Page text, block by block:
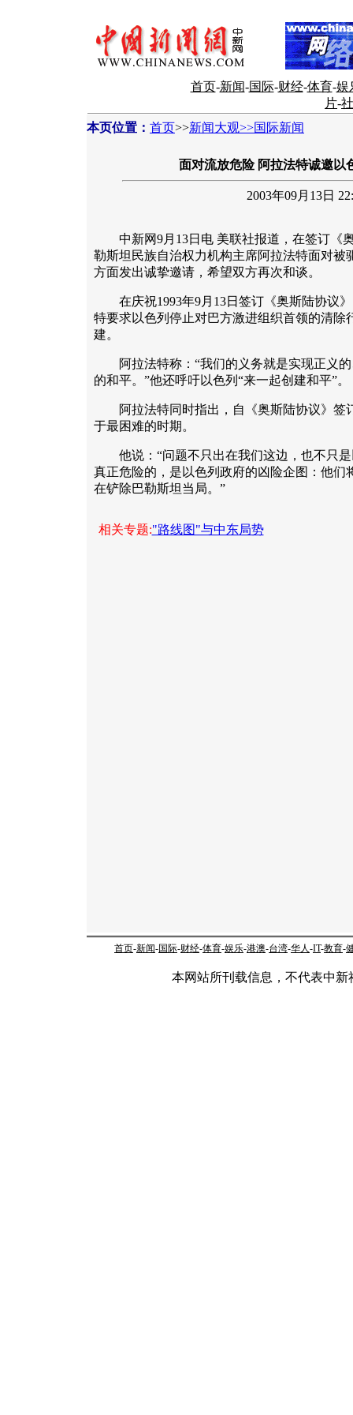
首页-新闻-国际-财经-体育-娱
片-
本页位置： 首页>>新闻大观>>国际新闻
面对流放危险 阿拉法特诚邀以
2003年09月13日
中新网9月13日电 美联社报道，在签订《
勒斯坦民族自治权力机构主席阿拉法特面对被
方面发出诚挚邀请，希望双方再次和谈。
在庆祝1993年9月13日签订《奥斯陆协议》
特要求以色列停止对巴方激进组织首领的清除
建。
阿拉法特称：“我们的义务就是实现正义的
的和平。”他还呼吁以色列“来一起创建和平”。
阿拉法特同时指出，自《奥斯陆协议》签
于最困难的时期。
他说：“问题不只出在我们这边，也不只是
真正危险的，是以色列政府的凶险企图：他们
在铲除巴勒斯坦当局。”
相关专题:"路线图"与中东局势
首页-新闻-国际-财经-体育-娱乐-港澳-台湾-华人-IT-教育-
本网站所刊载信息，不代表中